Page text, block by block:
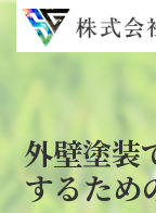
外壁塗装
するため